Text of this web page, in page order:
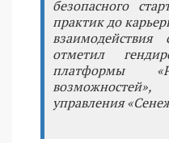
безопасного
практик до
отметил
платформы
управления